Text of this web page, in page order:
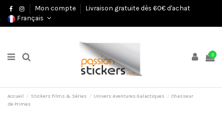
Mon compte
Livraison gratuite dès 60€ d'achat
Français
0
Accueil Stickers Films & Séries Univers Aventures Galactiques
Chasseur
de Primes